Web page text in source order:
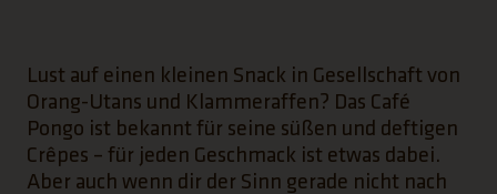
Lust auf einen kleinen Snack in Gesellschaft von
Orang-Utans und Klammeraffen? Das Café
Pongo ist bekannt für seine süßen und deftigen
Crêpes – für jeden Geschmack ist etwas dabei.
Aber auch wenn dir der Sinn gerade nicht nach